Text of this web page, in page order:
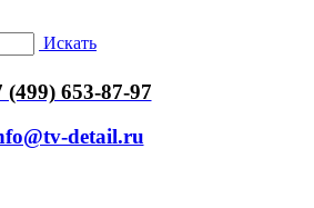
Искать
(499) 653-87-97
detail.ru